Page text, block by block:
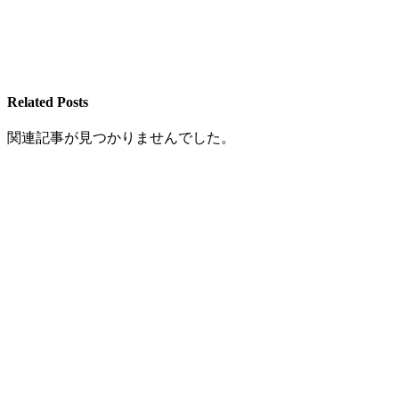
Related Posts
関連記事が見つかりませんでした。